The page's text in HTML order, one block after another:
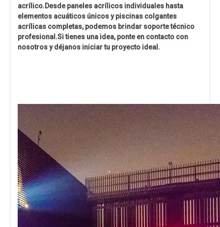
acrílico.Desde paneles acrílicos individuales hasta
elementos acuáticos únicos y piscinas colgantes
acrílicas completas, podemos brindar soporte técnico
profesional.Si tienes una idea, ponte en contacto con
nosotros y déjanos iniciar tu proyecto ideal.